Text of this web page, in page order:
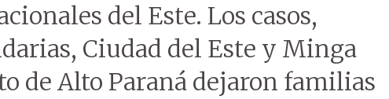
del Este. Los casos,
Ciudad del Este y Minga
de Alto Paraná dejaron familias